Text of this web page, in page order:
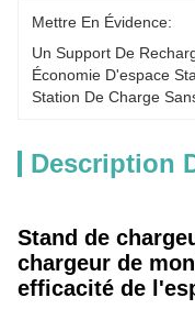
Mettre En Évidence:
Un Support De
Économie D'espace
Station De Charge
Description
Stand de
chargeur de
efficacité de